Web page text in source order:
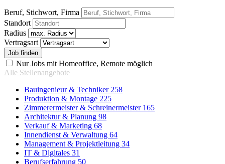
Beruf, Stichwort, Firma
Standort
Radius
Vertragsart
Nur Jobs mit Homeoffice, Remote möglich
Alle Stellenangebote
Bauingenieur & Techniker 258
Produktion & Montage 225
Zimmerermeister & Schreinermeister 165
Architektur & Planung 98
Verkauf & Marketing 68
Innendienst & Verwaltung 64
Management & Projektleitung 34
IT & Digitales 31
Berufserfahrung 50